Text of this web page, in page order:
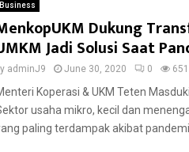
Business
Dukung
Jadi Solusi Saat
adminJ9 June 30, 2020 0 651
Koperasi & UKM Teten
usaha mikro, kecil dan
paling terdampak akibat pandemi